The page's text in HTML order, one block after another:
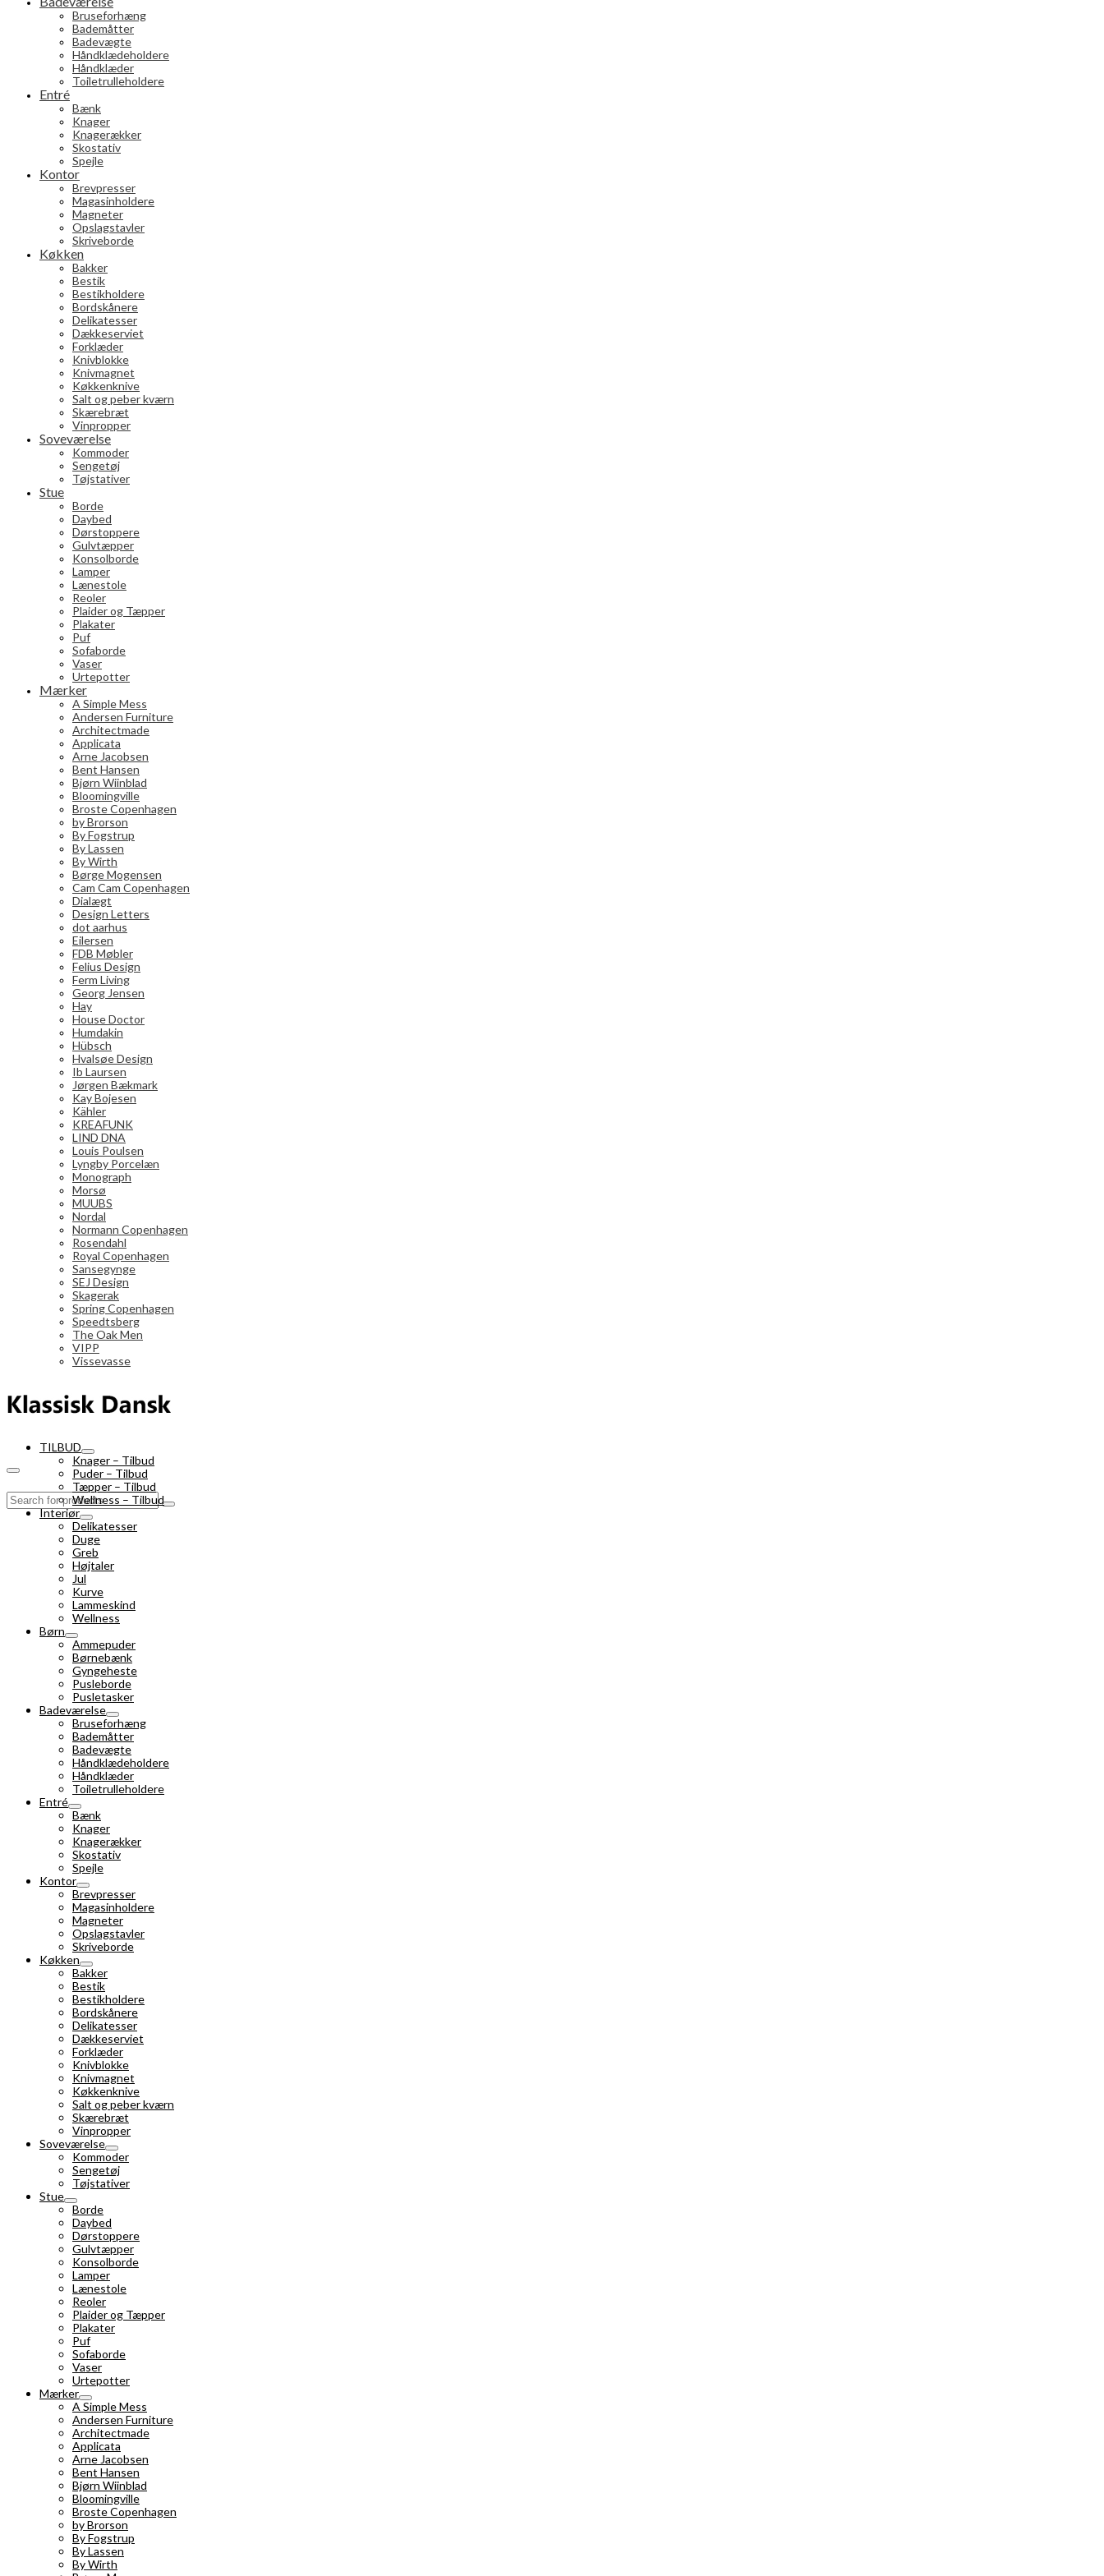
Bruseforhæng
Bademåtter
Badevægte
Håndklædeholdere
Håndklæder
Toiletrulleholdere
Entré
Bænk
Knager
Knagerækker
Skostativ
Spejle
Kontor
Brevpresser
Magasinholdere
Magneter
Opslagstavler
Skriveborde
Køkken
Bakker
Bestik
Bestikholdere
Bordskånere
Delikatesser
Dækkeserviet
Forklæder
Knivblokke
Knivmagnet
Køkkenknive
Salt og peber kværn
Skærebræt
Vinpropper
Soveværelse
Kommoder
Sengetøj
Tøjstativer
Stue
Borde
Daybed
Dørstoppere
Gulvtæpper
Konsolborde
Lamper
Lænestole
Reoler
Plaider og Tæpper
Plakater
Puf
Sofaborde
Vaser
Urtepotter
Mærker
A Simple Mess
Andersen Furniture
Architectmade
Applicata
Arne Jacobsen
Bent Hansen
Bjørn Wiinblad
Bloomingville
Broste Copenhagen
by Brorson
By Fogstrup
By Lassen
By Wirth
Børge Mogensen
Cam Cam Copenhagen
Dialægt
Design Letters
dot aarhus
Eilersen
FDB Møbler
Felius Design
Ferm Living
Georg Jensen
Hay
House Doctor
Humdakin
Hübsch
Hvalsøe Design
Ib Laursen
Jørgen Bækmark
Kay Bojesen
Kähler
KREAFUNK
LIND DNA
Louis Poulsen
Lyngby Porcelæn
Monograph
Morsø
MUUBS
Nordal
Normann Copenhagen
Rosendahl
Royal Copenhagen
Sansegynge
SEJ Design
Skagerak
Spring Copenhagen
Speedtsberg
The Oak Men
VIPP
Vissevasse
Search
for:
TILBUD
Knager – Tilbud
Puder – Tilbud
Tæpper – Tilbud
Wellness – Tilbud
Interiør
Delikatesser
Duge
Greb
Højtaler
Jul
Kurve
Lammeskind
Wellness
Børn
Ammepuder
Børnebænk
Gyngeheste
Pusleborde
Pusletasker
Badeværelse
Bruseforhæng
Bademåtter
Badevægte
Håndklædeholdere
Håndklæder
Toiletrulleholdere
Entré
Bænk
Knager
Knagerækker
Skostativ
Spejle
Kontor
Brevpresser
Magasinholdere
Magneter
Opslagstavler
Skriveborde
Køkken
Bakker
Bestik
Bestikholdere
Bordskånere
Delikatesser
Dækkeserviet
Forklæder
Knivblokke
Knivmagnet
Køkkenknive
Salt og peber kværn
Skærebræt
Vinpropper
Soveværelse
Kommoder
Sengetøj
Tøjstativer
Stue
Borde
Daybed
Dørstoppere
Gulvtæpper
Konsolborde
Lamper
Lænestole
Reoler
Plaider og Tæpper
Plakater
Puf
Sofaborde
Vaser
Urtepotter
Mærker
A Simple Mess
Andersen Furniture
Architectmade
Applicata
Arne Jacobsen
Bent Hansen
Bjørn Wiinblad
Bloomingville
Broste Copenhagen
by Brorson
By Fogstrup
By Lassen
By Wirth